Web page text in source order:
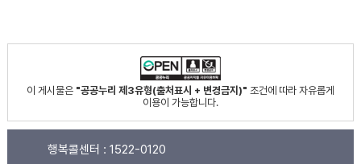
이 게시물은 "공공누리 제3유형(출처표시 + 변경금지)" 조건에 따라 자유롭게
이용이 가능합니다.
행복콜센터 : 1522-0120